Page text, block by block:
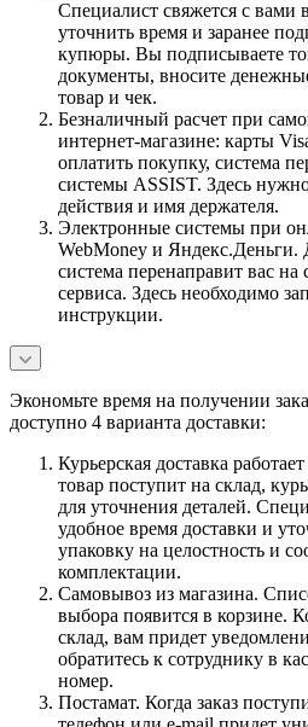
Специалист свяжется с вами
уточнить время и заранее
купюры. Вы подписываете
документы, вносите
товар и чек.
Безналичный расчет при
интернет-магазине: карты
оплатить покупку, система
системы ASSIST. Здесь
действия и имя держателя.
Электронные системы при
WebMoney и Яндекс.Деньги.
система перенаправит вас
сервиса. Здесь необходимо
инструкции.
Экономьте время на получении
доступно 4 варианта доставки:
Курьерская доставка
товар поступит на склад,
для уточнения деталей.
удобное время доставки и
упаковку на целостность и
комплектации.
Самовывоз из магазина.
выбора появится в корзине.
склад, вам придет
обратитесь к сотруднику в
номер.
Постамат. Когда заказ